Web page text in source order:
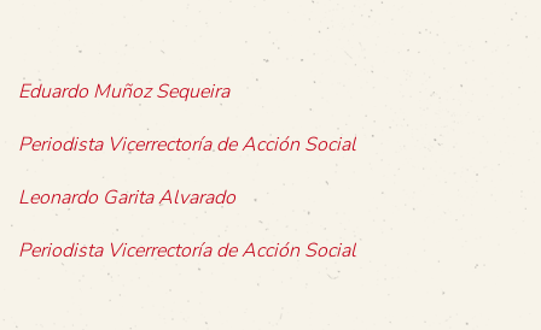
Eduardo Muñoz Sequeira
Periodista Vicerrectoría de Acción Social
Leonardo Garita Alvarado
Periodista Vicerrectoría de Acción Social